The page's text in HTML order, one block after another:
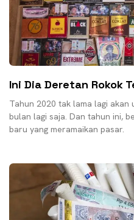
Ini Dia Deretan Rokok
Tahun 2020 tak lama lagi akan
bulan lagi saja. Dan tahun ini,
baru yang meramaikan pasar.